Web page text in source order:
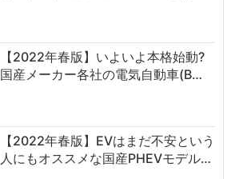
【2022年春版】いよいよ本格始動?
国産メーカー各社の電気自動車(B…
【2022年春版】EVはまだ不安という
人にもオススメな国産PHEVモデル…